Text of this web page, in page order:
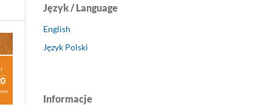
Język / Language
English
Język Polski
Informacje